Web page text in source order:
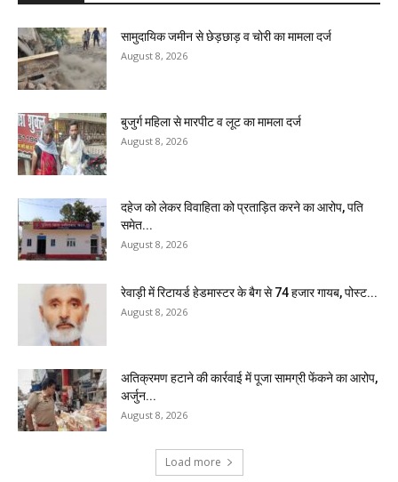
सामुदायिक जमीन से छेड़छाड़ व चोरी का मामला दर्ज
August 8, 2026
बुजुर्ग महिला से मारपीट व लूट का मामला दर्ज
August 8, 2026
दहेज को लेकर विवाहिता को प्रताड़ित करने का आरोप, पति
समेत...
August 8, 2026
रेवाड़ी में रिटायर्ड हेडमास्टर के बैग से ₹74 हजार गायब, पोस्ट...
August 8, 2026
अतिक्रमण हटाने की कार्रवाई में पूजा सामग्री फेंकने का आरोप,
अर्जुन...
August 8, 2026
Load more